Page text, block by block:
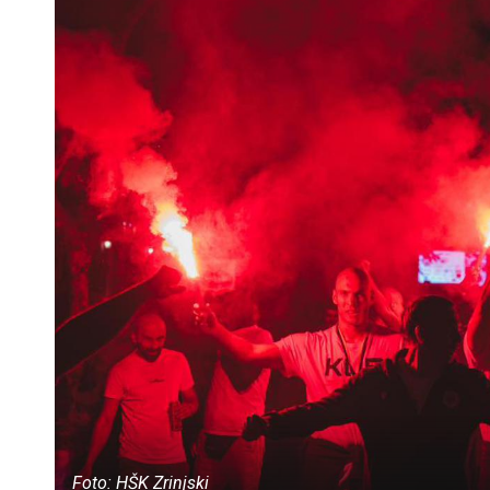
Foto: HŠK Zrinjski